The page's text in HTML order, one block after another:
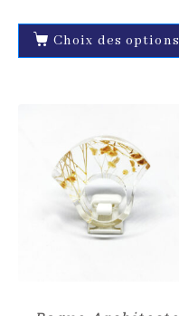
Choix des options